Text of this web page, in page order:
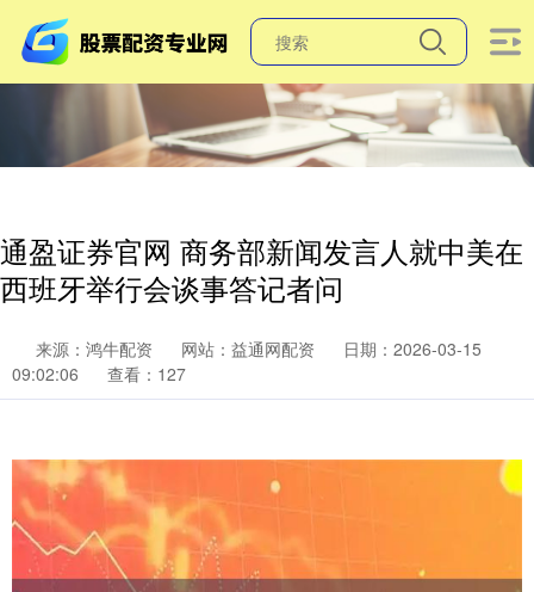
通盈证券官网 商务部新闻发言人就中美在
西班牙举行会谈事答记者问
来源：鸿牛配资 网站：益通网配资
日期：2026-03-15
09:02:06
查看：127